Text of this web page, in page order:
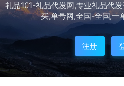
礼品101-礼品代发网,专业礼品代
买,单号网,全国-全国,一
注册